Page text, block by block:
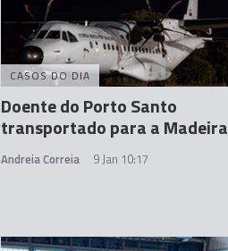
CASOS DO DIA
Doente do Porto Santo
transportado para a Madeira
Andreia Correia 9 Jan 10:17